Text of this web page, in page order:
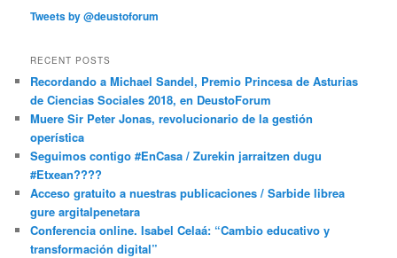
Tweets by @deustoforum
RECENT POSTS
Recordando a Michael Sandel, Premio Princesa de Asturias
de Ciencias Sociales 2018, en DeustoForum
Muere Sir Peter Jonas, revolucionario de la gestión
operística
Seguimos contigo #EnCasa / Zurekin jarraitzen dugu
#Etxean????
Acceso gratuito a nuestras publicaciones / Sarbide librea
gure argitalpenetara
Conferencia online. Isabel Celaá: “Cambio educativo y
transformación digital”